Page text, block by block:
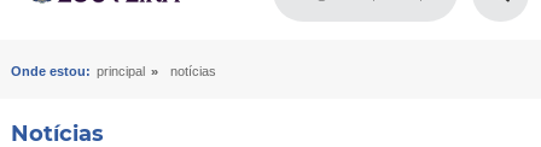
Onde estou: principal » notícias
Notícias